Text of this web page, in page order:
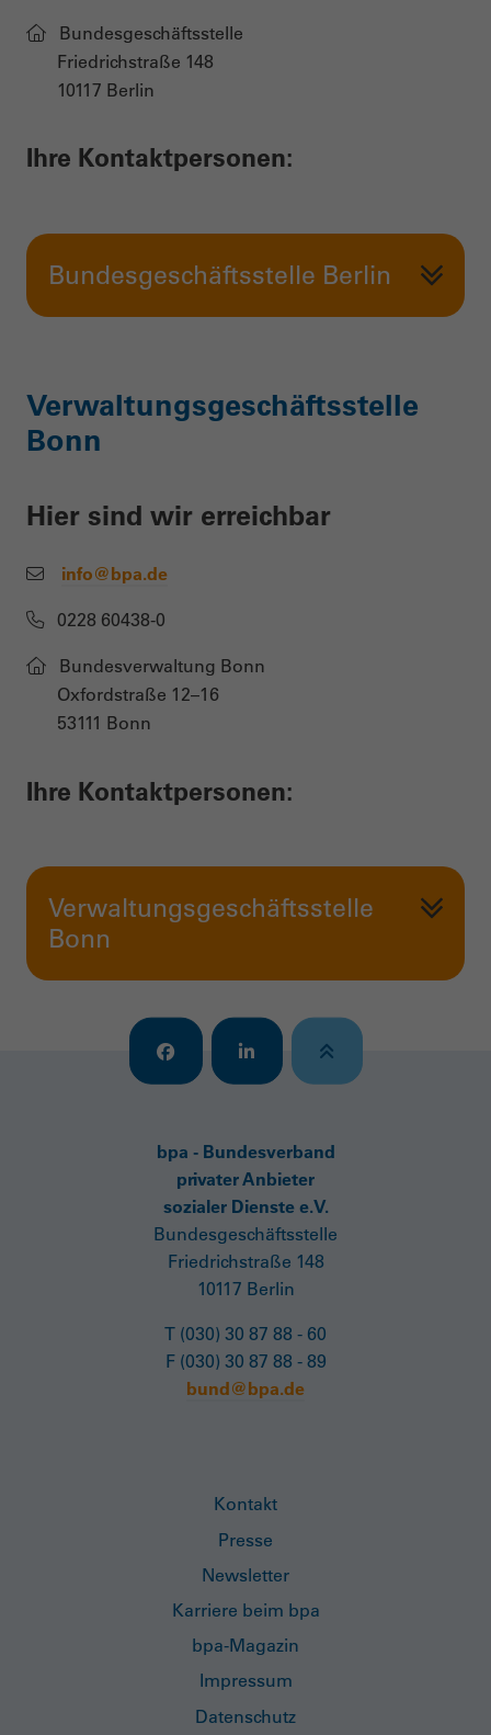
Bundesgeschäftsstelle
Friedrichstraße 148
10117 Berlin
Ihre Kontaktpersonen:
Bundesgeschäftsstelle Berlin
Verwaltungsgeschäftsstelle
Bonn
Hier sind wir erreichbar
info@bpa.de
0228 60438-0
Bundesverwaltung Bonn
Oxfordstraße 12–16
53111 Bonn
Ihre Kontaktpersonen:
Verwaltungsgeschäftsstelle
Bonn
bpa - Bundesverband
privater Anbieter
sozialer Dienste e.V.
Bundesgeschäftsstelle
Friedrichstraße 148
10117 Berlin
T (030) 30 87 88 - 60
F (030) 30 87 88 - 89
bund@bpa.de
Kontakt
Presse
Newsletter
Karriere beim bpa
bpa-Magazin
Impressum
Datenschutz